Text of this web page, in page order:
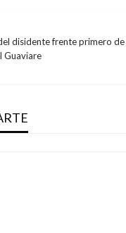
disidente frente primero de
Guaviare
2020